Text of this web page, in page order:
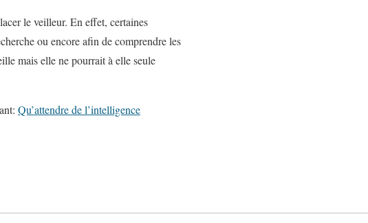
le veilleur. En effet, certaines
ou encore afin de comprendre les
mais elle ne pourrait à elle seule
Qu’attendre de l’intelligence